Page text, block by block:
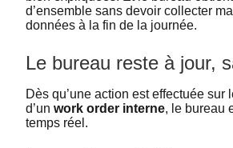
d’ensemble sans devoir collecter
données à la fin de la journée.
Le bureau reste à jour,
Dès qu’une action est effectuée sur
d’un work order interne, le bureau
temps réel.